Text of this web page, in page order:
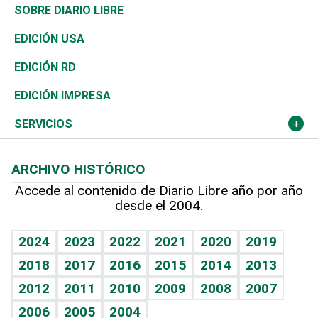
José Boquete
Reportajes
Asia
África
Ocenanía
Caribe
Resto del mundo
Consumo
Vivienda
Telecom.
Global y variable
Economía personal
Belleza
Buena Vida
Sociales
Novedades
Podcast Arte Libre
Hablando con el pediatra
Vida y familia
Eñe
Celebrando la vida
Golf
Ciclismo
Tenis
Olimpismo
Más deportes
Línea de hit
TBT Deportivo
De buena tinta
En Directo
El Espía
Noticiero Poteleche
Columnistas
Más firmas
Clima
Tecnología
Historia
Martes de tecnología
Cambio climático
Mundo
Economía
Revista
Deportes
Opinión
Hecho en casa
Guía del dinero
SOBRE DIARIO LIBRE
EDICIÓN USA
EDICIÓN RD
EDICIÓN IMPRESA
SERVICIOS
Cumpleaños
Horóscopos
Juegos
ARCHIVO HISTÓRICO
Accede al contenido de Diario Libre año por año
desde el 2004.
2024 2023 2022 2021 2020
2019
2018
2017 2016 2015 2014
2013
2012
2011 2010 2009 2008
2007
2006
2005 2004